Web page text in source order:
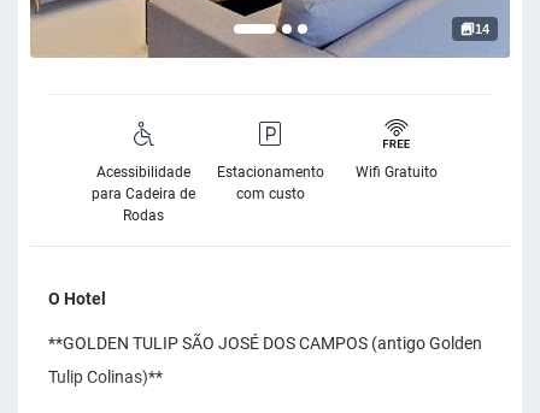
14
Acessibilidade
para Cadeira de
Rodas
Estacionamento
com custo
Wifi Gratuito
O Hotel
**GOLDEN TULIP SÃO JOSÉ DOS CAMPOS (antigo Golden
Tulip Colinas)**